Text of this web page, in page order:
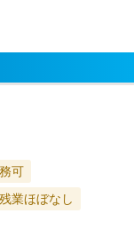
可
残業ほぼなし